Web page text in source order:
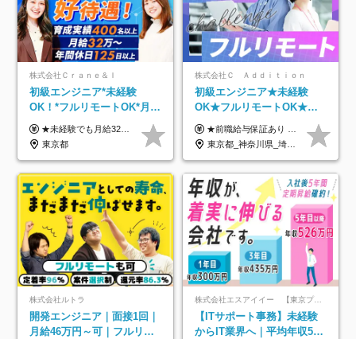
株式会社Ｃｒａｎｅ＆Ｉ
初級エンジニア*未経験
OK！*フルリモートOK*月給
32万～*残業月9.8h*1ヶ月の
研修*資格取得率100％
★未経験でも月給32万円スタート★ 月収32万円～35万円＋各種手当（資格手当だけで毎月15万の上乗せ実績あり！） ★資格手当豊富！1資格につき最大3万円支給 ★功績手当の導入で、毎月のお給与に上乗せで最大10万円支給している社員も！ ★1回の昇級で年収数十万UPも可 ★ゆくゆくは年収1000万以上も目指せる 年俸384万円～1,162万8,000円（12分割） ※経験・スキルを考慮の上決定します ※上記金額には固定残業代（月30h分・60,800円～66,500円）を含みます ※超過分は別途全額支給します ※試用期間2ヶ月間あり（その他待遇に差異はありません）
東京都
株式会社Ｃ Ａｄｄｉｔｉｏｎ
初級エンジニア★未経験
OK★フルリモートOK★月
給32万円～★残業月10h＆
年休120日以上★副業可
★前職給与保証あり ★月給32万円以上＋インセンティブあり 月給32万円以上＋インセンティブ＋各種手当 ※上記には固定残業代（月30時間・44,400円～）を含みます ※超過分は別途支給します ※試用期間はございません ★＼成果＝あなたの収入／★ 【1】案件単価ー8万円＝あなたの給与 参画したプロジェクトの案件単価から 一律8万円引いた金額があなたの給与です！ （月給例） ■1人称での構築・小規模な詳細設計 案件単価55万円ー8万円＝月給47万円（還元率85.5%） ■大型案件の設計・構築やプロジェクト管理 案件単価90万円ー8万円＝月給82万円（還元率91.1%） ‥‥‥‥‥‥‥‥‥‥‥‥‥‥‥‥‥‥ 【2】月給の他にも豊富なインセンティブあり 全員が月3～13万円のインセンティブをゲットしています！ ≪インセンティブ制度≫ 稼働している現場で増員・交代が発生し、 当社の人員を配属が決定した際に支給。 ◇C Addition正社員が参画 ：実粗利の10%／毎月 ◇協力会社所属の社員が参画：実粗利の30%／毎月 ≪リファラル制度≫ あなたの知り合いが当社のメンバーになった際に、 毎月1人あたり2万円支給します◎ ‥‥‥‥‥‥‥‥‥‥‥‥‥‥‥‥‥‥
東京都_神奈川県_埼玉県_千葉県_大阪府_愛知県_北海道_青森県_岩手県_宮城県_秋田県_山形県_福島県_茨城県_栃木県_群馬県_新潟県_山梨県_長野県_富山県_石川県_福井県_静岡県_岐阜県_三重県_兵庫県_京都府_滋賀県_奈良県_和歌山県_広島県_岡山県_鳥取県_島根県_山口県_徳島県_香川県_愛媛県_高知県_福岡県_熊本県_佐賀県_長崎県_大分県_宮崎県_鹿児島県_沖縄県
株式会社ルトラ
開発エンジニア｜面接1回｜
月給46万円～可｜フルリモ
株式会社エスアイイー 【東京プロマーケット上場】
【ITサポート事務】未経験
からIT業界へ｜平均年収517